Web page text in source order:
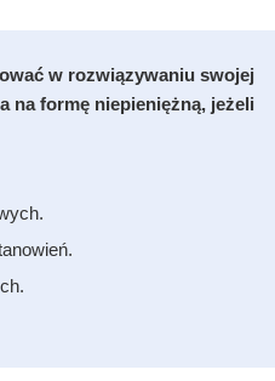
w rozwiązywaniu swojej
na formę niepieniężną, jeżeli